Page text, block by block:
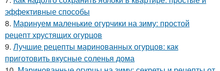
эффективные способы
8. Маринуем маленькие огурчики на зиму: простой
рецепт хрустящих огурцов
9. Лучшие рецепты маринованных огурцов: как
приготовить вкусные соленья дома